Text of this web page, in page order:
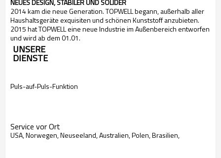
NEUES DESIGN, STABILER UND SOLIDER
2014 kam die neue Generation.TOPWELL begann, außerhalb aller
Haushaltsgeräte exquisiten und schönen Kunststoff anzubieten.
2015 hat TOPWELL eine neue Industrie im Außenbereich entworfen
und wird ab dem 01.01.
UNSERE
DIENSTE
Puls-auf-Puls-Funktion
Service vor Ort
USA, Norwegen, Neuseeland, Australien, Polen, Brasilien,